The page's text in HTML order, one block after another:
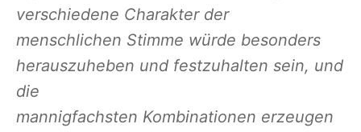
verschiedene Charakter der
menschlichen Stimme würde besonders
herauszuheben und festzuhalten sein, und
die
mannigfachsten Kombinationen erzeugen